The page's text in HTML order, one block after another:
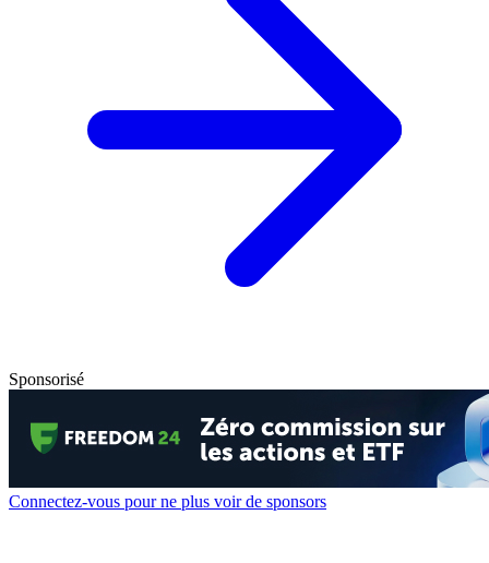
Sponsorisé
Connectez-vous pour ne plus voir de sponsors